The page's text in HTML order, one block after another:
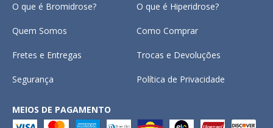
O que é Bromidrose? O que é Hiperidrose?
Quem Somos Como Comprar
Fretes e Entregas Trocas e Devoluções
Segurança Política de Privacidade
MEIOS DE PAGAMENTO